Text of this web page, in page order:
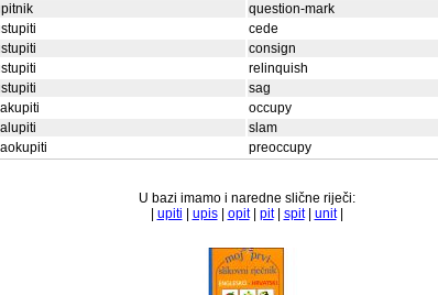
question-mark
cede
consign
relinquish
sag
occupy
slam
preoccupy
U bazi imamo i naredne slične riječi:
upiti upis| opit| pit| spit| unit|